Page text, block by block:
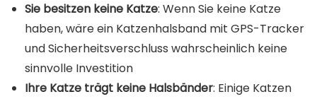
Sie besitzen keine Katze: Wenn Sie keine Katze
haben, wäre ein Katzenhalsband mit GPS-Tracker
und Sicherheitsverschluss wahrscheinlich keine
sinnvolle Investition
Ihre Katze trägt keine Halsbänder: Einige Katzen